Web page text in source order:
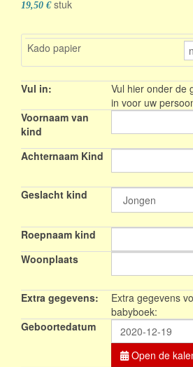
19,50 € stuk
Kado papier
Vul in:
Vul hier onder de
in voor uw
Voornaam van
kind
Achternaam Kind
Geslacht kind
Roepnaam kind
Woonplaats
Extra gegevens:
Extra gegevens
babyboek:
Geboortedatum
Open de